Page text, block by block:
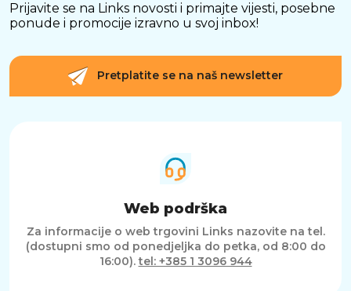
Prijavite se na Links novosti i primajte vijesti, posebne
ponude i promocije izravno u svoj inbox!
Pretplatite se na naš newsletter
Web podrška
Za informacije o web trgovini Links nazovite na tel.
(dostupni smo od ponedjeljka do petka, od 8:00 do
16:00).tel: +385 1 3096 944